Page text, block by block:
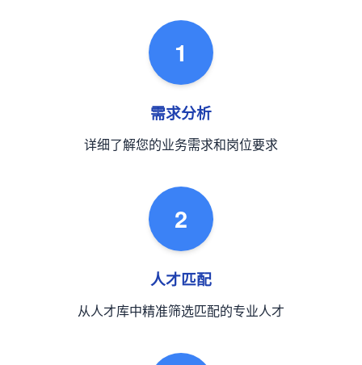
1
需求分析
详细了解您的业务需求和岗位要求
2
人才匹配
从人才库中精准筛选匹配的专业人才